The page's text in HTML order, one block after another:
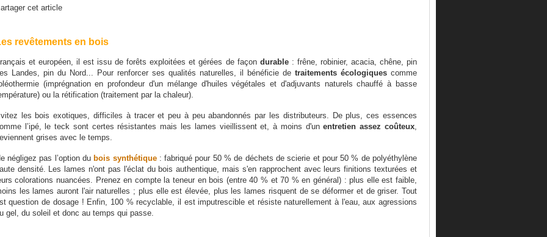
cet article
revêtements en bois
et européen, il est issu de forêts exploitées et gérées de façon durable : frêne, robinier, acacia, chêne, pin
Landes, pin du Nord... Pour renforcer ses qualités naturelles, il bénéficie de traitements écologiques comme
(imprégnation en profondeur d'un mélange d'huiles végétales et d'adjuvants naturels chauffé à basse
ou la rétification (traitement par la chaleur).
les bois exotiques, difficiles à tracer et peu à peu abandonnés par les distributeurs. De plus, ces essences
l’ipé, le teck sont certes résistantes mais les lames vieillissent et, à moins d'unentretien assez coûteux,
grises avec le temps.
négligez pas l’option du bois synthétique: fabriqué pour 50 % de déchets de scierie et pour 50 % de polyéthylène
densité. Les lames n'ont pas l'éclat du bois authentique, mais s'en rapprochent avec leurs finitions texturées et
colorations nuancées. Prenez en compte la teneur en bois (entre 40 % et 70 % en général) : plus elle est faible,
les lames auront l'air naturelles ; plus elle est élevée, plus les lames risquent de se déformer et de griser. Tout
question de dosage ! Enfin, 100 % recyclable, il est imputrescible et résiste naturellement à l'eau, aux agressions
gel, du soleil et donc au temps qui passe.